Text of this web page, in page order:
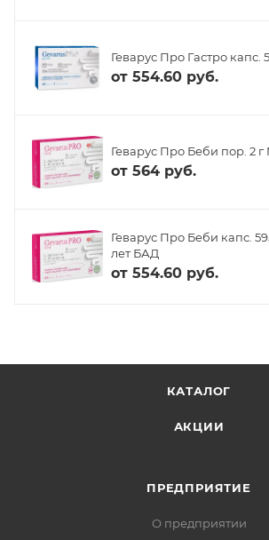
Геварус Про Гастро
от 554.60 руб.
Геварус Про Беби пор. 2
от 564 руб.
Геварус Про Беби капс.
лет БАД
от 554.60 руб.
КАТАЛОГ
АКЦИИ
ПРЕДПРИЯТИЕ
О предприятии